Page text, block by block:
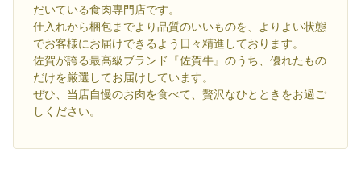
だいている食肉専門店です。
仕入れから梱包までより品質のいいものを、よりよい状態
でお客様にお届けできるよう日々精進しております。
佐賀が誇る最高級ブランド『佐賀牛』のうち、優れたもの
だけを厳選してお届けしています。
ぜひ、当店自慢のお肉を食べて、贅沢なひとときをお過ご
しください。